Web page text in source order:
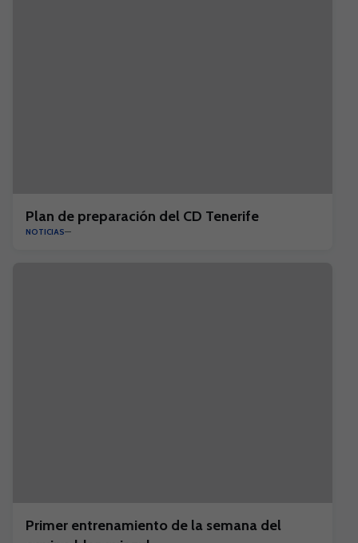
Plan de preparación del CD Tenerife
NOTICIAS
Primer entrenamiento de la semana del